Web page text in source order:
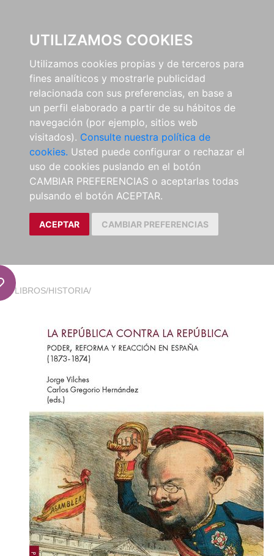
UTILIZAMOS COOKIES
Utilizamos cookies propias y de terceros para
fines analíticos y mostrarle publicidad
relacionada con sus preferencias, en base a
un perfil elaborado a partir de su hábitos de
navegación (por ejemplo, sitios web
visitados). Consulte nuestra política de
cookies. Usted puede configurar o rechazar el
uso de cookies puslando en el botón
CAMBIAR PREFERENCIAS o aceptarlas todas
pulsando el botón ACEPTAR.
ACEPTAR CAMBIAR PREFERENCIAS
LIBROS/HISTORIA/